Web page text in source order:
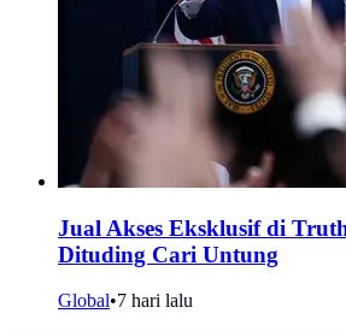
Jual Akses Eksklusif di
Dituding Cari Untung
Global•7 hari lalu